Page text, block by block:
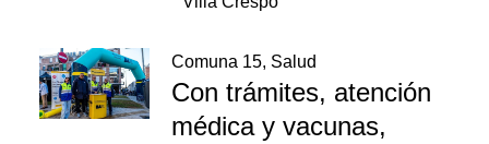
Comuna 15, Salud
Con trámites, atención
médica y vacunas,